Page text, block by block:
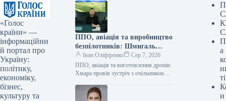
«Голос
країни» —
інформаційни
й портал про
Україну:
політику,
економіку,
бізнес,
культуру та
ППО, авіація та виробництво
безпілотників: Шмигаль
провів зустріч із британським
міністром оборони
Іван Оліфіренко
Сер 7, 2026
ППО, авіація та виготовлення дронів:
Хмара провів зустріч з очільником
06.08.2026 11:19 Укрінформ
Виконувач обов’язків міністра
а
ті
и